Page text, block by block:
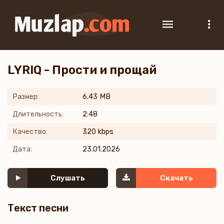
LYRIQ - Прости и прощай
Размер: 6.43 MB
Длительность: 2:48
Качество: 320 kbps
Дата: 23.01.2026
Слушать Скачать
Текст песни